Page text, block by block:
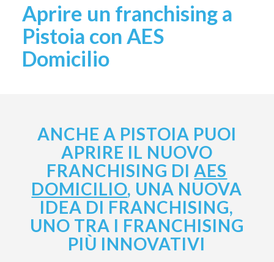
Aprire un franchising a
Pistoia con AES
Domicilio
ANCHE A PISTOIA PUOI
APRIRE IL NUOVO
FRANCHISING DIAES
DOMICILIO, UNA NUOVA
IDEA DI FRANCHISING,
UNO TRA I FRANCHISING
PIÙ INNOVATIVI